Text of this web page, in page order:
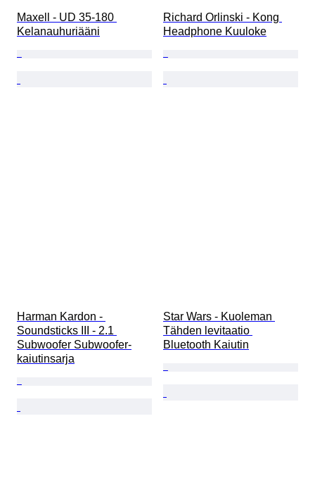
Maxell - UD 35-180
Kelanauhuriääni
Richard Orlinski - Kong
Headphone Kuuloke
Harman Kardon -
Soundsticks III - 2.1
Subwoofer Subwoofer-
kaiutinsarja
Star Wars - Kuoleman
Tähden levitaatio
Bluetooth Kaiutin